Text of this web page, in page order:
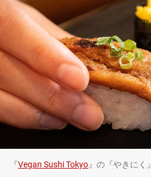
『Vegan Sushi Tokyo 』の『やきにく』